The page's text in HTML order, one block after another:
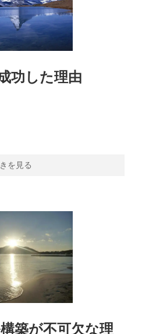
功した理由
を見る
築が不可欠な理